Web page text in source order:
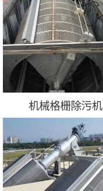
机械格栅除污机